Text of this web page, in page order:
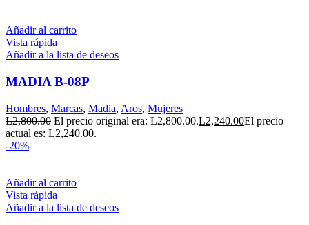
Añadir al carrito
Vista rápida
Añadir a la lista de deseos
MADIA B-08P
Hombres, Marcas, Madia, Aros, Mujeres
L2,800.00 El precio original era: L2,800.00.L2,240.00El precio
actual es: L2,240.00.
-20%
Añadir al carrito
Vista rápida
Añadir a la lista de deseos